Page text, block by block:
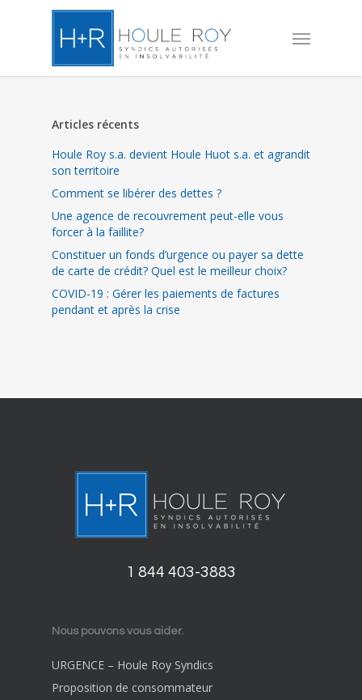
Menu
Articles récents
Houle Roy s.a. devient Houle Huot s.a. et agrandit
son territoire
Comment se libérer des dettes ?
Une agence de recouvrement peut-elle vous
forcer à la faillite?
Constituer un fonds d’urgence ou payer sa dette
de carte de crédit? Quel est le meilleur choix?
COVID-19 : Gérer les paiements de factures
pendant et après la crise
1 844 403-3883
Nous pouvons vous aider.
URGENCE – Houle Roy Syndics
Proposition de consommateur